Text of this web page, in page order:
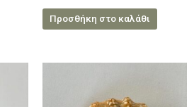
Προσθήκη στο καλάθι